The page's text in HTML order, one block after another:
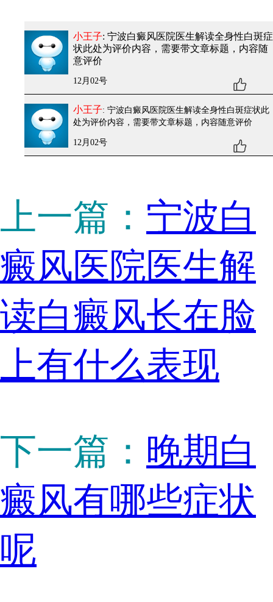
小王子: 宁波白癜风医院医生解读全身性白斑症
状此处为评价内容，需要带文章标题，内容随
意评价
12月02号
小王子: 宁波白癜风医院医生解读全身性白斑症状此
处为评价内容，需要带文章标题，内容随意评价
12月02号
上一篇： 宁波白
癜风医院医生解
读白癜风长在脸
上有什么表现
下一篇： 晚期白
癜风有哪些症状
呢